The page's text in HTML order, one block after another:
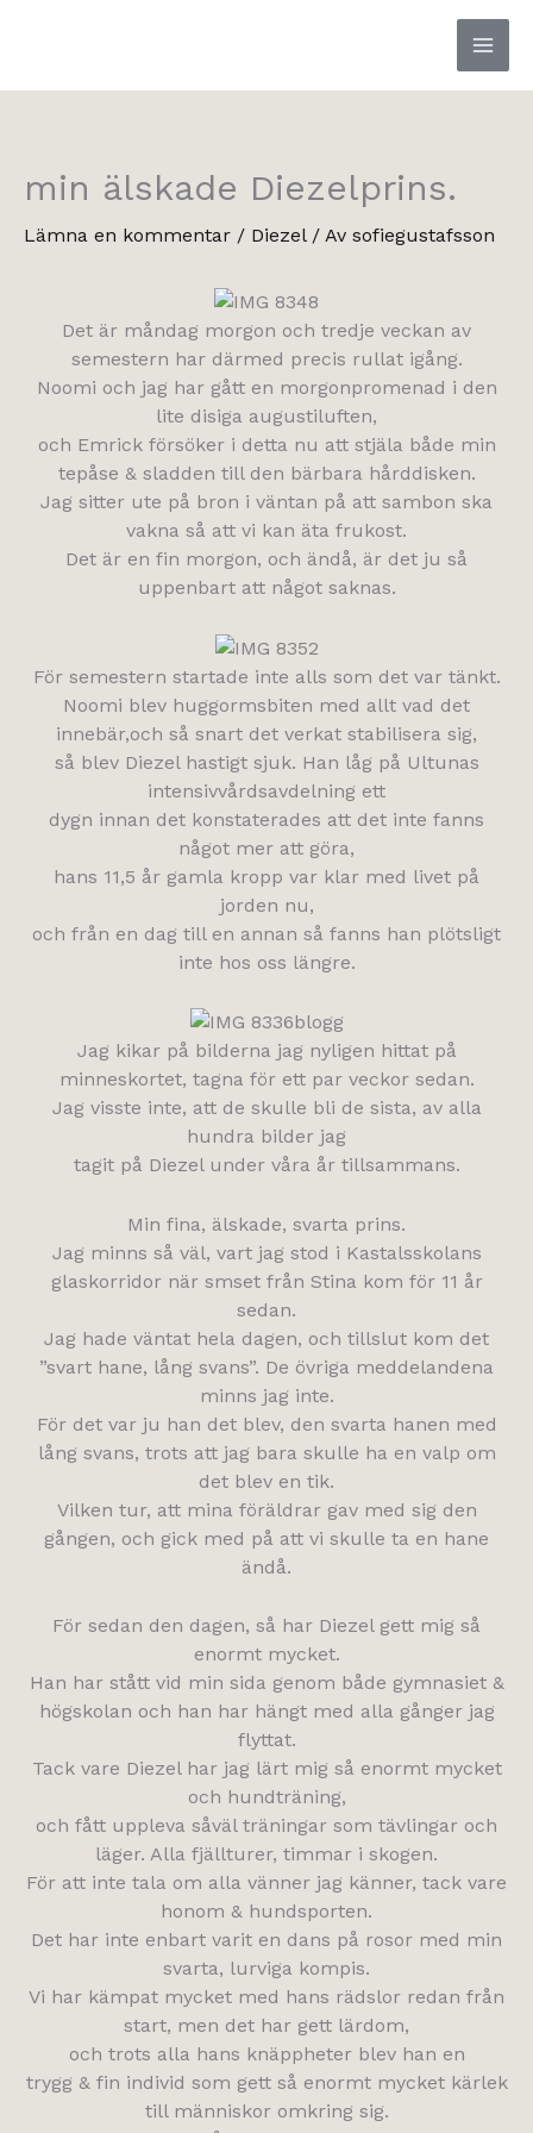
min älskade Diezelprins.
Lämna en kommentar / Diezel/ Av sofiegustafsson
Det är måndag morgon och tredje veckan av
semestern har därmed precis rullat igång.
Noomi och jag har gått en morgonpromenad i den
lite disiga augustiluften,
och Emrick försöker i detta nu att stjäla både min
tepåse & sladden till den bärbara hårddisken.
Jag sitter ute på bron i väntan på att sambon ska
vakna så att vi kan äta frukost.
Det är en fin morgon, och ändå, är det ju så
uppenbart att något saknas.
För semestern startade inte alls som det var tänkt.
Noomi blev huggormsbiten med allt vad det
innebär,och så snart det verkat stabilisera sig,
så blev Diezel hastigt sjuk. Han låg på Ultunas
intensivvårdsavdelning ett
dygn innan det konstaterades att det inte fanns
något mer att göra,
hans 11,5 år gamla kropp var klar med livet på
jorden nu,
och från en dag till en annan så fanns han plötsligt
inte hos oss längre.
Jag kikar på bilderna jag nyligen hittat på
minneskortet, tagna för ett par veckor sedan.
Jag visste inte, att de skulle bli de sista, av alla
hundra bilder jag
tagit på Diezel under våra år tillsammans.
Min fina, älskade, svarta prins.
Jag minns så väl, vart jag stod i Kastalsskolans
glaskorridor när smset från Stina kom för 11 år
sedan.
Jag hade väntat hela dagen, och tillslut kom det
”svart hane, lång svans”. De övriga meddelandena
minns jag inte.
För det var ju han det blev, den svarta hanen med
lång svans, trots att jag bara skulle ha en valp om
det blev en tik.
Vilken tur, att mina föräldrar gav med sig den
gången, och gick med på att vi skulle ta en hane
ändå.
För sedan den dagen, så har Diezel gett mig så
enormt mycket.
Han har stått vid min sida genom både gymnasiet &
högskolan och han har hängt med alla gånger jag
flyttat.
Tack vare Diezel har jag lärt mig så enormt mycket
och hundträning,
och fått uppleva såväl träningar som tävlingar och
läger. Alla fjällturer, timmar i skogen.
För att inte tala om alla vänner jag känner, tack vare
honom & hundsporten.
Det har inte enbart varit en dans på rosor med min
svarta, lurviga kompis.
Vi har kämpat mycket med hans rädslor redan från
start, men det har gett lärdom,
och trots alla hans knäppheter blev han en
trygg & fin individ som gett så enormt mycket kärlek
till människor omkring sig.